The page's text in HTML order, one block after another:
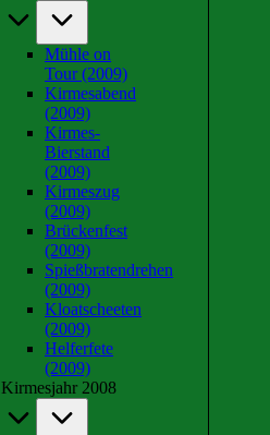
Mühle on
Tour (2009)
Kirmesabend
(2009)
Kirmes-
Bierstand
(2009)
Kirmeszug
(2009)
Brückenfest
(2009)
Spießbratendrehen
(2009)
Kloatscheeten
(2009)
Helferfete
(2009)
Kirmesjahr 2008